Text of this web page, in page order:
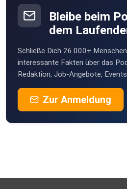
Bleibe beim
dem
Schließe Dich 26.000+
interessante Fakten über das
Redaktion, Job-Angebote,
Zur Anmeldung